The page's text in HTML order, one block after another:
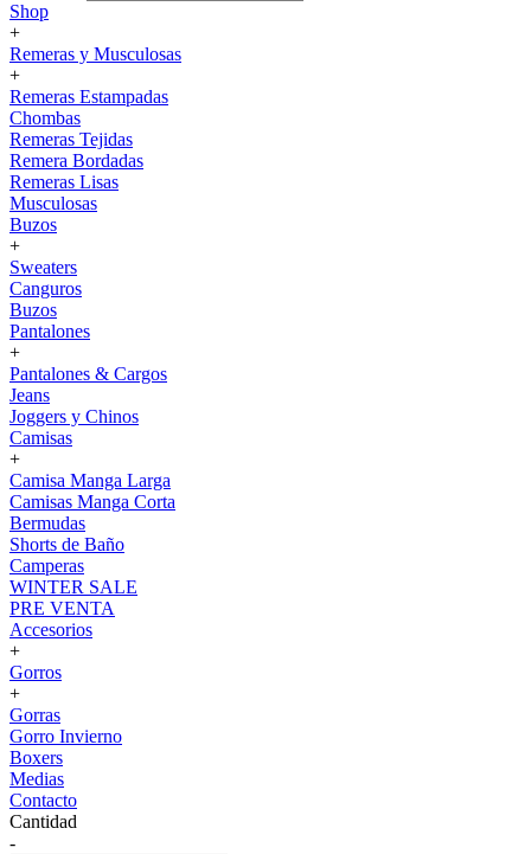
Shop
+
Remeras y Musculosas
+
Remeras Estampadas
Chombas
Remeras Tejidas
Remera Bordadas
Remeras Lisas
Musculosas
Buzos
+
Sweaters
Canguros
Buzos
Pantalones
+
Pantalones & Cargos
Jeans
Joggers y Chinos
Camisas
+
Camisa Manga Larga
Camisas Manga Corta
Bermudas
Shorts de Baño
Camperas
WINTER SALE
PRE VENTA
Accesorios
+
Gorros
+
Gorras
Gorro Invierno
Boxers
Medias
Contacto
Cantidad
-